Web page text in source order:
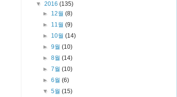
▼ 2016 (135)
► 12월(8)
► 11월(9)
► 10월(14)
►9월(10)
►8월(14)
►7월(10)
►6월(6)
▼5월(15)